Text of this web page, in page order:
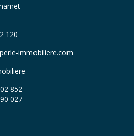
120
immobiliere.com
852
027